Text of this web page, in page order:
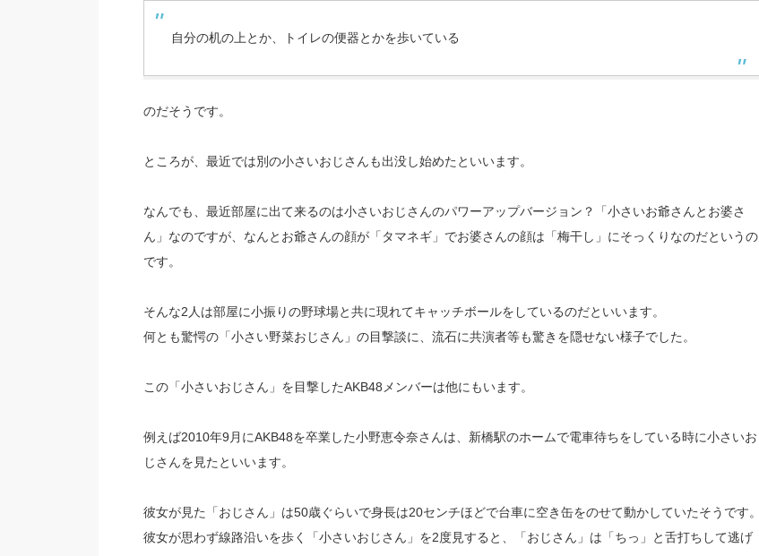
自分の机の上とか、トイレの便器とかを歩いている
のだそうです。
ところが、最近では別の小さいおじさんも出没し始めたといいます。
なんでも、最近部屋に出て来るのは小さいおじさんのパワーアップバージョン？「小さいお爺さんとお婆さ
ん」なのですが、なんとお爺さんの顔が「タマネギ」でお婆さんの顔は「梅干し」にそっくりなのだというの
です。
そんな2人は部屋に小振りの野球場と共に現れてキャッチボールをしているのだといいます。
何とも驚愕の「小さい野菜おじさん」の目撃談に、流石に共演者等も驚きを隠せない様子でした。
この「小さいおじさん」を目撃したAKB48メンバーは他にもいます。
例えば2010年9月にAKB48を卒業した小野恵令奈さんは、新橋駅のホームで電車待ちをしている時に小さいお
じさんを見たといいます。
彼女が見た「おじさん」は50歳ぐらいで身長は20センチほどで台車に空き缶をのせて動かしていたそうです。
彼女が思わず線路沿いを歩く「小さいおじさん」を2度見すると、「おじさん」は「ちっ」と舌打ちして逃げ